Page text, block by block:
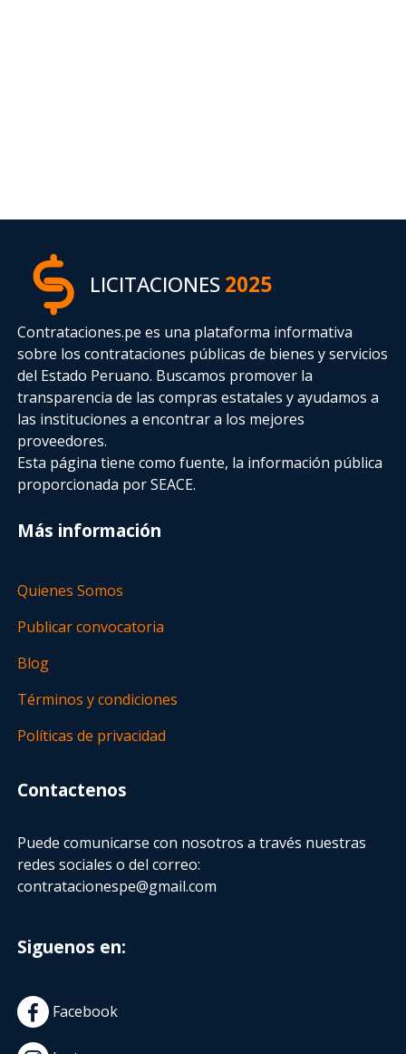
LICITACIONES2025
Contrataciones.pe es una plataforma informativa
sobre los contrataciones públicas de bienes y servicios
del Estado Peruano. Buscamos promover la
transparencia de las compras estatalesy ayudamos a
las instituciones a encontrar a los mejores
proveedores.
Esta página tiene como fuente, la información pública
proporcionada por SEACE.
Más información
Quienes Somos
Publicar convocatoria
Blog
Términos y condiciones
Políticas de privacidad
Contactenos
Puede comunicarse con nosotros a través nuestras
redes sociales o del correo:
contratacionespe@gmail.com
Siguenos en:
Facebook